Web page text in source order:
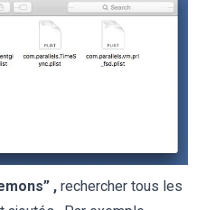
, rechercher tous les